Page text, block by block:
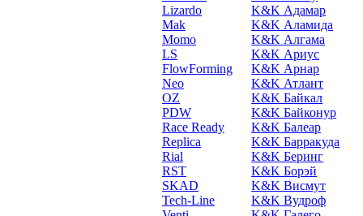
Lizardo
Mak
Momo
LS
FlowForming
Neo
OZ
PDW
Race Ready
Replica
Rial
RST
SKAD
Tech-Line
K&K Адамар
K&K Аламида
K&K Алгама
K&K Ариус
K&K Арнар
K&K Атлант
K&K Байкал
K&K Байконур
K&K Балеар
K&K Барракуда
K&K Беринг
K&K Борэй
K&K Висмут
K&K Вудроф